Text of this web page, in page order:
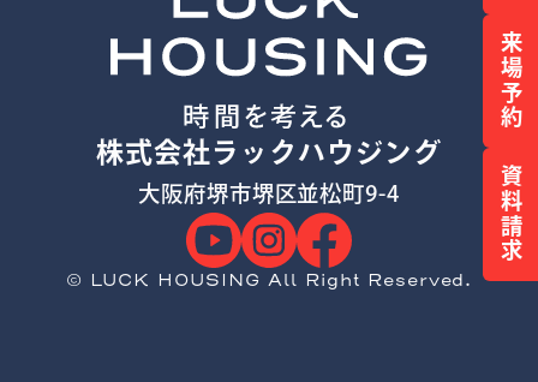
来場予約
資料請求
株式会社ラックハウジング
大阪府堺市堺区並松町9-4
© LUCK HOUSING All Right Reserved.